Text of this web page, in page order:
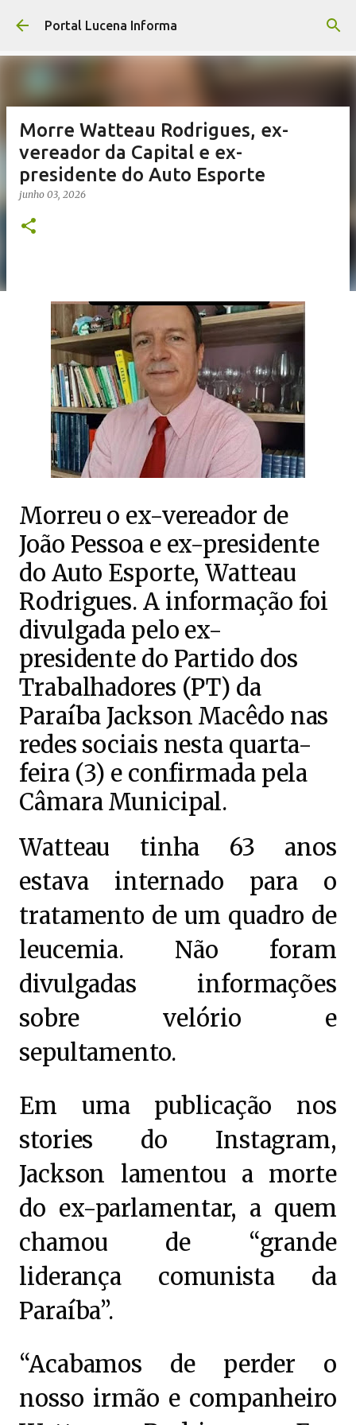
Pular para o conteúdo principal
Portal Lucena Informa
Morre Watteau Rodrigues, ex-
vereador da Capital e ex-
presidente do Auto Esporte
junho 03, 2026
Morreu o ex-vereador de
João Pessoa e ex-presidente
do Auto Esporte, Watteau
Rodrigues. A informação foi
divulgada pelo ex-
presidente do Partido dos
Trabalhadores (PT) da
Paraíba Jackson Macêdo nas
redes sociais nesta quarta-
feira (3) e confirmada pela
Câmara Municipal.
Watteau tinha 63 anos
estava internado para o
tratamento de um quadro de
leucemia. Não foram
divulgadas informações
sobre velório e
sepultamento.
Em uma publicação nos
stories do Instagram,
Jackson lamentou a morte
do ex-parlamentar, a quem
chamou de “grande
liderança comunista da
Paraíba”.
“Acabamos de perder o
nosso irmão e companheiro